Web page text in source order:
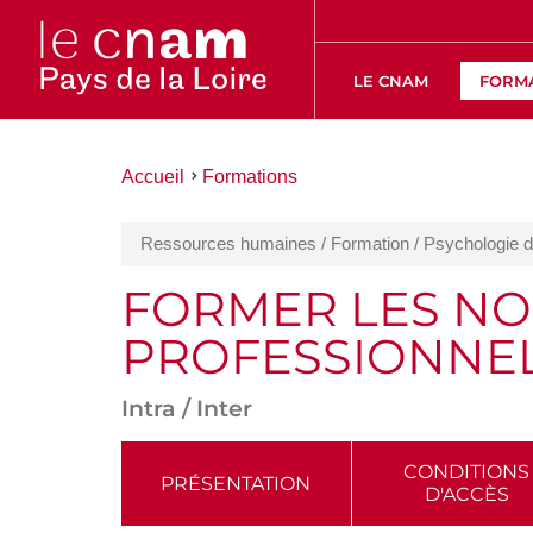
LE CNAM
Vous
Accueil Formations
Ressources humaines / Formation / Psychologie
FORMER LES
Intra / Inter
ACCÉDER
PRÉSENTATION
CONDITIONS
D'ACCÈS